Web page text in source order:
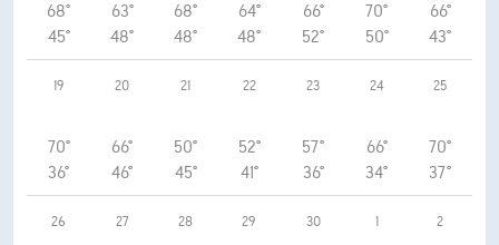
68°
45°
63°
48°
68°
48°
64°
48°
66°
52°
70°
50°
66°
43°
19
70°
36°
20
66°
46°
21
50°
45°
22
52°
41°
23
57°
36°
24
66°
34°
25
70°
37°
26 27 28 29 30 1 2